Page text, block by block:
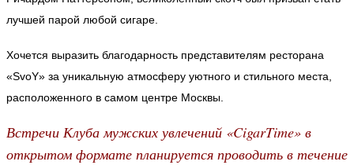
лучшей парой любой сигаре.
Хочется выразить благодарность представителям ресторана
«SvoY» за уникальную атмосферу уютного и стильного места,
расположенного в самом центре Москвы.
Встречи Клуба мужских увлечений «CigarTime» в
открытом формате планируется проводить в течение